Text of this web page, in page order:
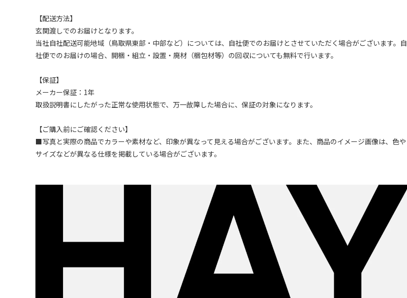
【配送方法】
玄関渡しでのお届けとなります。
当社自社配送可能地域（鳥取県東部・中部など）については、自社便でのお届けとさせていただく場合がございます。自
社便でのお届けの場合、開梱・組立・設置・廃材（梱包材等）の回収についても無料で行います。
【保証】
メーカー保証：1年
取扱説明書にしたがった正常な使用状態で、万一故障した場合に、保証の対象になります。
【ご購入前にご確認ください】
■写真と実際の商品でカラーや素材など、印象が異なって見える場合がございます。また、商品のイメージ画像は、色や
サイズなどが異なる仕様を掲載している場合がございます。